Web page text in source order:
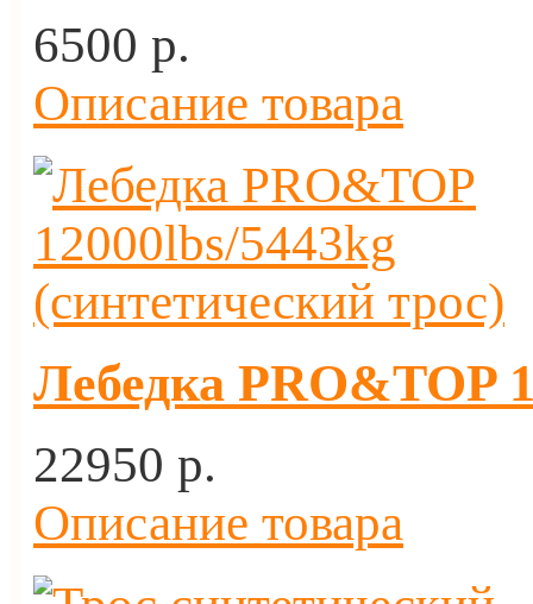
6500 p.
Описание товара
Лебедка PRO&TOP
22950 p.
Описание товара